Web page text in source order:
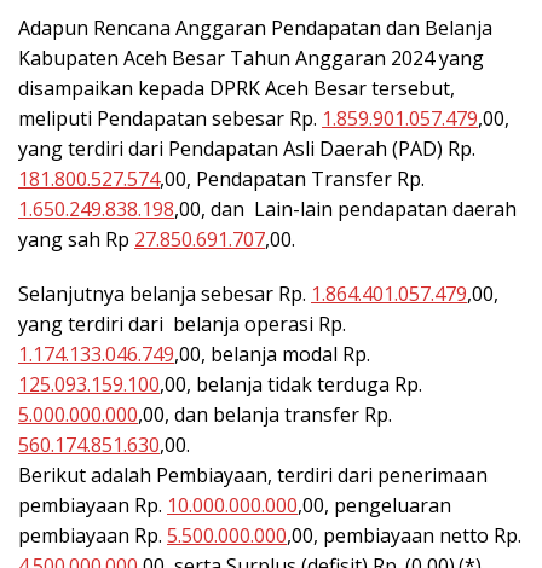
Adapun Rencana Anggaran Pendapatan dan Belanja
Kabupaten Aceh Besar Tahun Anggaran 2024 yang
disampaikan kepada DPRK Aceh Besar tersebut,
meliputi Pendapatan sebesar Rp. 1.859.901.057.479,00,
yang terdiri dari Pendapatan Asli Daerah (PAD) Rp.
181.800.527.574,00, Pendapatan Transfer Rp.
1.650.249.838.198,00, dan Lain-lain pendapatan daerah
yang sah Rp 27.850.691.707,00.
Selanjutnya belanja sebesar Rp. 1.864.401.057.479,00,
yang terdiri dari belanja operasi Rp.
1.174.133.046.749,00, belanja modal Rp.
125.093.159.100,00, belanja tidak terduga Rp.
5.000.000.000,00, dan belanja transfer Rp.
560.174.851.630,00.
Berikut adalah Pembiayaan, terdiri dari penerimaan
pembiayaan Rp. 10.000.000.000,00, pengeluaran
pembiayaan Rp. 5.500.000.000,00, pembiayaan netto Rp.